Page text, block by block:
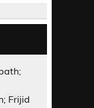
Frijid